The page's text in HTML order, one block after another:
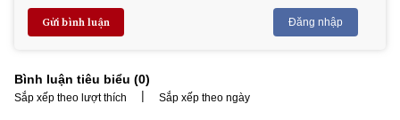
Gửi bình luận Đăng nhập
Bình luận tiêu biểu (0)
Sắp xếp theo lượt thích | Sắp xếp theo ngày